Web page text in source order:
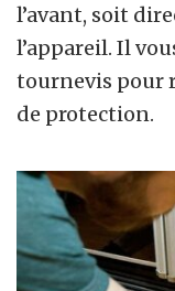
l’avant, soit
l’appareil. Il
tournevis pour
de protection.